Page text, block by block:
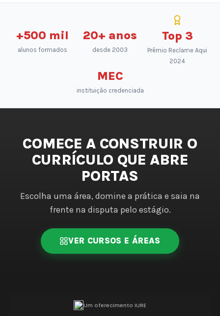
+500 mil
alunos formados
20+ anos
desde 2003
Top 3
Prêmio Reclame Aqui
2024
MEC
instituição credenciada
COMECE A CONSTRUIR O
CURRÍCULO QUE ABRE
PORTAS
Escolha uma área, domine a prática e saia na
frente na disputa pelo estágio.
VER CURSOS E ÁREAS